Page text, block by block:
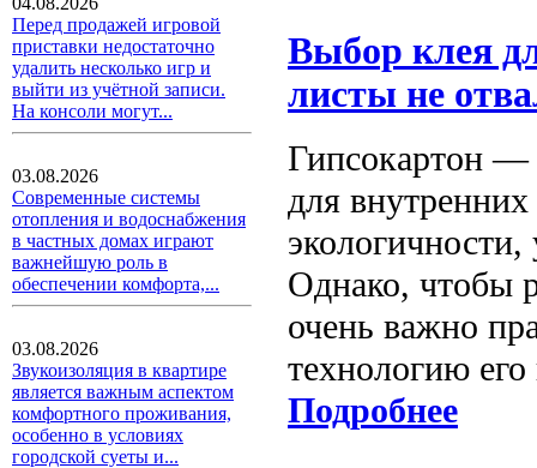
Перед продажей игровой
приставки недостаточно
удалить несколько игр и
выйти из учётной записи.
На консоли могут...
03.08.2026
Современные системы
отопления и водоснабжения
в частных домах играют
важнейшую роль в
обеспечении комфорта,...
03.08.2026
Звукоизоляция в квартире
является важным аспектом
комфортного проживания,
особенно в условиях
городской суеты и...
Выбор клея
листы не
Гипсокартон —
для внутренних
Однако, чтобы
очень важно
технологию
Подробнее